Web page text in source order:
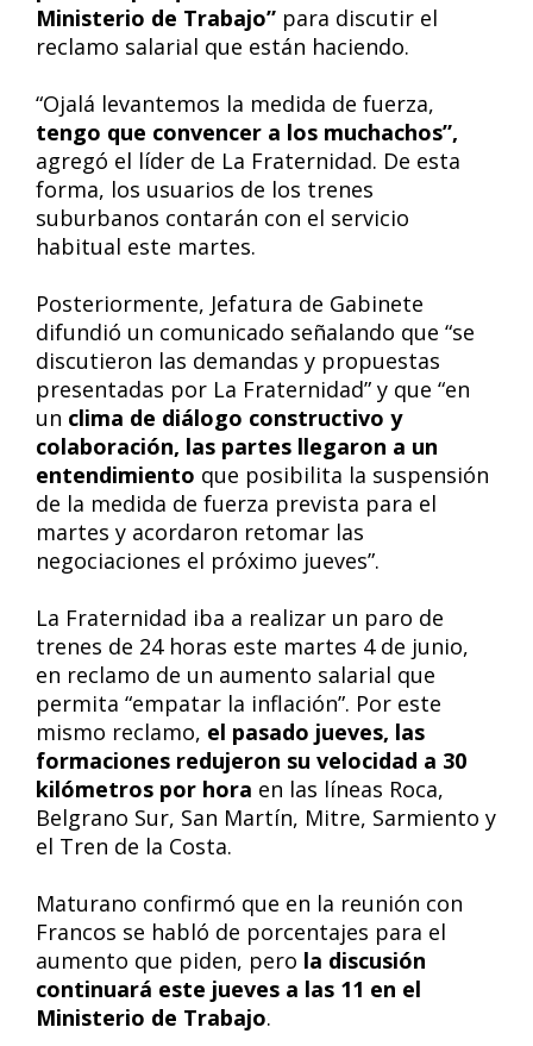
Ministerio de Trabajo” para discutir el
reclamo salarial que están haciendo.
“Ojalá levantemos la medida de fuerza,
tengo que convencer a los muchachos”,
agregó el líder de La Fraternidad. De esta
forma, los usuarios de los trenes
suburbanos contarán con el servicio
habitual este martes.
Posteriormente, Jefatura de Gabinete
difundió un comunicado señalando que “se
discutieron las demandas y propuestas
presentadas por La Fraternidad” y que “en
un clima de diálogo constructivo y
colaboración, las partes llegaron a un
entendimiento que posibilita la suspensión
de la medida de fuerza prevista para el
martes y acordaron retomar las
negociaciones el próximo jueves”.
La Fraternidad iba a realizar un paro de
trenes de 24 horas este martes 4 de junio,
en reclamo de un aumento salarial que
permita “empatar la inflación”. Por este
mismo reclamo, el pasado jueves, las
formaciones redujeron su velocidad a 30
kilómetros por hora en las líneas Roca,
Belgrano Sur, San Martín, Mitre, Sarmiento y
el Tren de la Costa.
Maturano confirmó que en la reunión con
Francos se habló de porcentajes para el
aumento que piden, pero la discusión
continuará este jueves a las 11 en el
Ministerio de Trabajo.